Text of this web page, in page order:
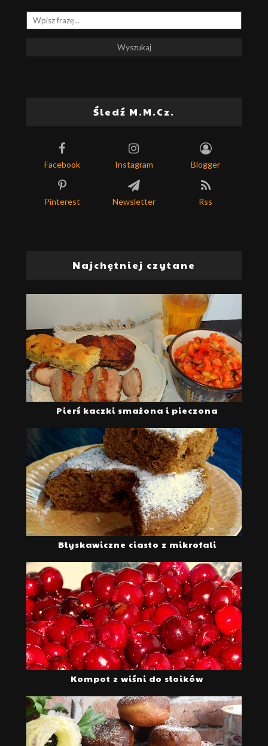
Śledź M.M.Cz.
Facebook Instagram Blogger
Pinterest Newsletter Rss
Najchętniej czytane
Pierś kaczki smażona i pieczona
Błyskawiczne ciasto z mikrofali
Kompot z wiśni do słoików